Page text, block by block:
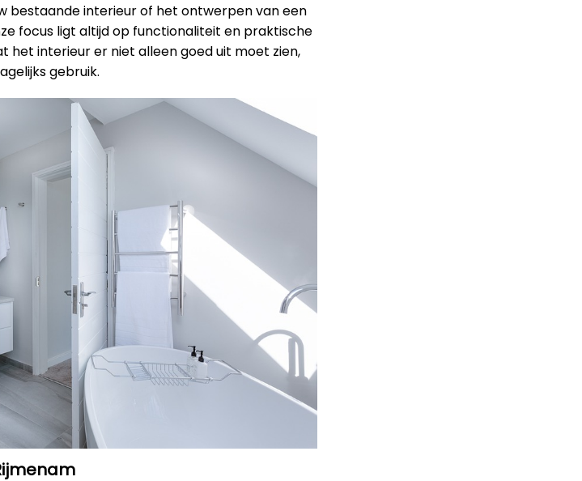
bestaande interieur of het ontwerpen van een
focus ligt altijd op functionaliteit en praktische
het interieur er niet alleen goed uit moet zien,
gebruik.